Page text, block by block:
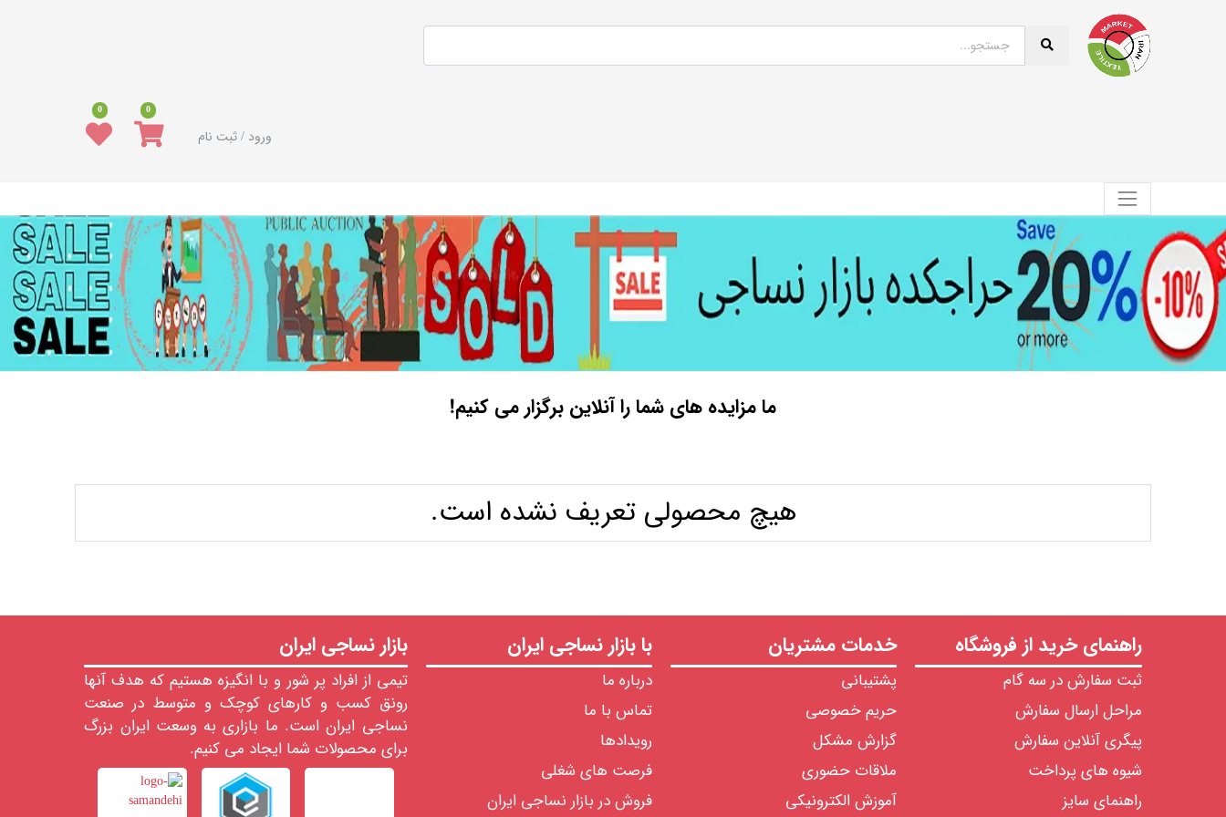
ورود / ثبت نام
0
0
ما مزایده های شما را آنلاین برگزار می کنیم!
هیچ محصولی تعریف نشده است.
راهنمای خرید از فروشگاه
ثبت سفارش در سه گام
مراحل ارسال سفارش
پیگری آنلاین سفارش
شیوه های پرداخت
راهنمای سایز
خدمات مشتریان
پشتیبانی
حریم خصوصی
گزارش مشکل
ملاقات حضوری
آموزش الکترونیکی
با بازار نساجی ایران
درباره ما
تماس با ما
رویدادها
فرصت های شغلی
فروش در بازار نساجی ایران
بازار نساجی ایران
تیمی از افراد پر شور و با انگیزه هستیم که هدف آنها
رونق کسب و کارهای کوچک و متوسط در صنعت
نساجی ایران است. ما بازاری به وسعت ایران بزرگ
برای محصولات شما ایجاد می کنیم.